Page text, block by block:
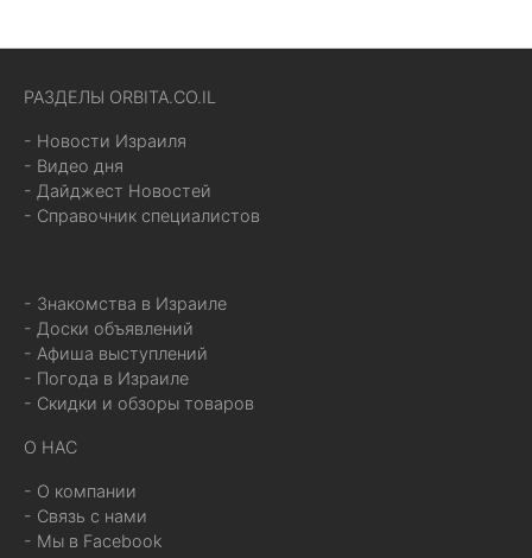
РАЗДЕЛЫ ORBITA.CO.IL
- Новости Израиля
- Видео дня
- Дайджест Новостей
- Справочник специалистов
- Знакомства в Израиле
- Доски объявлений
- Афиша выступлений
- Погода в Израиле
- Скидки и обзоры товаров
О НАС
- О компании
- Связь с нами
- Мы в Facebook